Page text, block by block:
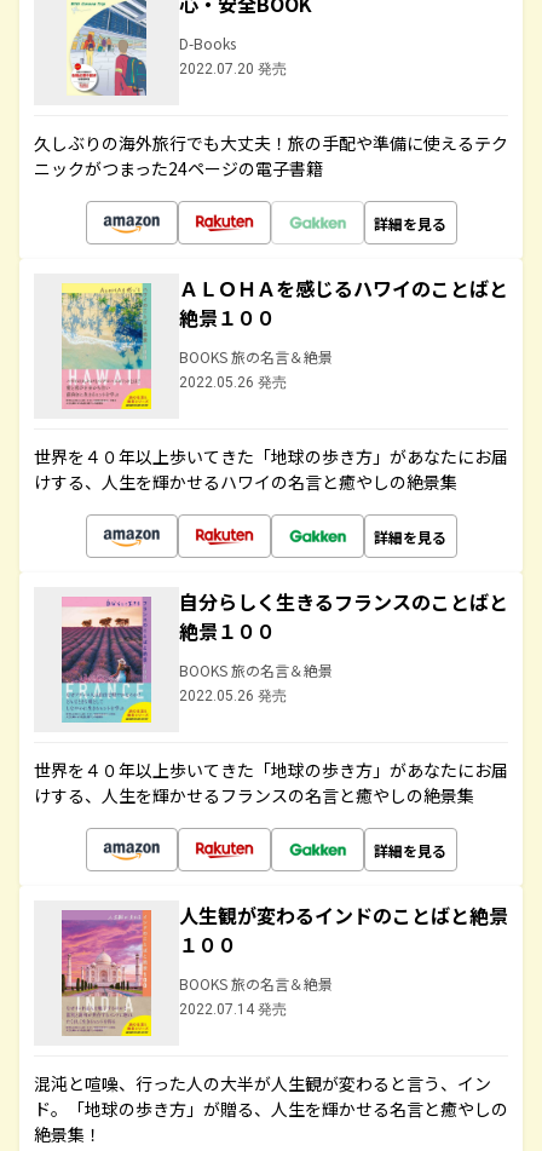
D-Books
2022.07.20 発売
久しぶりの海外旅行でも大丈夫！旅の手配や準備に使えるテク
ニックがつまった24ページの電子書籍
詳細を見る
ＡＬＯＨＡを感じるハワイのことばと
絶景１００
BOOKS 旅の名言＆絶景
2022.05.26 発売
世界を４０年以上歩いてきた「地球の歩き方」があなたにお届
けする、人生を輝かせるハワイの名言と癒やしの絶景集
詳細を見る
自分らしく生きるフランスのことばと
絶景１００
BOOKS 旅の名言＆絶景
2022.05.26 発売
世界を４０年以上歩いてきた「地球の歩き方」があなたにお届
けする、人生を輝かせるフランスの名言と癒やしの絶景集
詳細を見る
人生観が変わるインドのことばと絶景
１００
BOOKS 旅の名言＆絶景
2022.07.14 発売
混沌と喧噪、行った人の大半が人生観が変わると言う、イン
ド。「地球の歩き方」が贈る、人生を輝かせる名言と癒やしの
絶景集！